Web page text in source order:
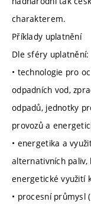
charakterem.
Příklady uplatnění
Dle sféry uplatnění:
• technologie pro
odpadních vod,
odpadů, jednotky
provozů a
• energetika a
alternativních paliv,
energetické využití
• procesní průmysl